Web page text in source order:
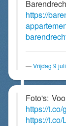
https://
Vrijdag 9
Foto's:
https://
https://